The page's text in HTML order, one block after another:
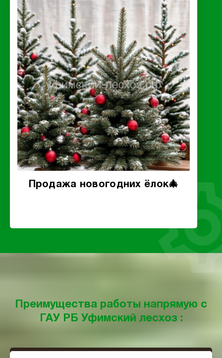
Продажа новогодних ёлок🎄
Преимущества работы напрямую с
ГАУ РБ Уфимский лесхоз :